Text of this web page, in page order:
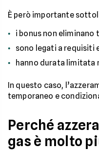
È però importante
i bonus non eliminano
sono legati a requisiti
hanno durata limitata
In questo caso,
temporaneo e
Perché
gas è molto